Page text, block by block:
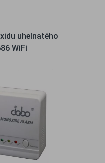
uhelnatého
WiFi